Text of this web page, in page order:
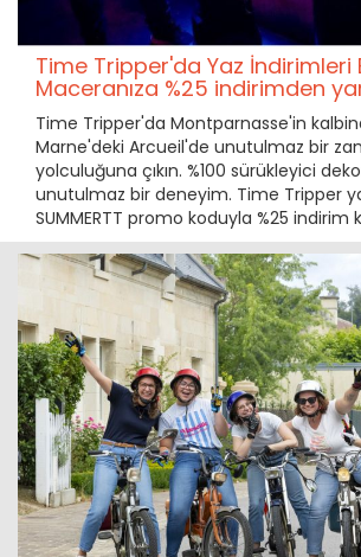
Time Tripper'da Yaz İndirimleri
Maceranıza %25 indirimden
Time Tripper'da Montparnasse'in
Marne'deki Arcueil'de unutulmaz bir
yolculuğuna çıkın. %100 sürükleyici
unutulmaz bir deneyim. Time Tripper
SUMMERTT promo koduyla %25 indirim